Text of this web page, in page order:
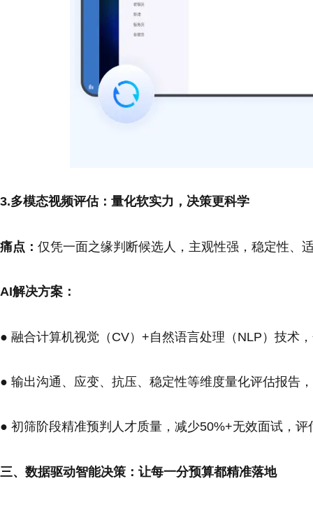
3.多模态视频评估：量化软实力，决策更科学
痛点： 仅凭一面之缘判断候选人，主观性强，稳定性、
AI解决方案：
● 融合计算机视觉（CV）+自然语言处理（NLP）技术
● 输出沟通、应变、抗压、稳定性等维度量化评估报告
● 初筛阶段精准预判人才质量，减少50%+无效面试，
三、数据驱动智能决策：让每一分预算都精准落地